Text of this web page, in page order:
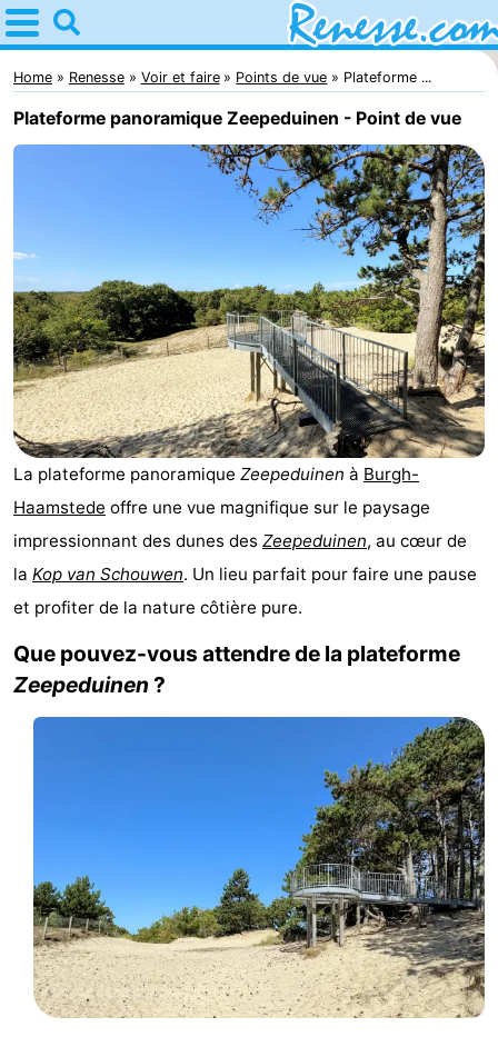
Home
Renesse
Astuces
enfants
la
nuit
Appartements
-
Port
Greve
-
Zeeuwse
Kust
Campings
Chambre
-
De
Oase
-
Duinoord
Livingstone
Port
Greve
Port
Zélande
Resort
Home Renesse Voir et faire Points de vue Plateforme ...
Plateforme panoramique Zeepeduinen - Point de vue
La plateforme panoramique Zeepeduinen à Burgh-
Haamstede offre une vue magnifique sur le paysage
impressionnant des dunes des Zeepeduinen, au cœur de
la Kop van Schouwen. Un lieu parfait pour faire une pause
et profiter de la nature côtière pure.
Que pouvez-vous attendre de la plateforme
Zeepeduinen ?